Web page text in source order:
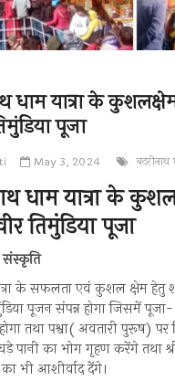
धाम यात्रा के
पूजा
May 3, 2024 बदरीनाथ
धाम यात्रा के
तिमुंडिया पूजा
के सफलता एवं कुशल क्षेम हेतु
पूजन संपन्न होगा जिसमें पूजा-
तथा पश्वा( अवतारी पुरूष) पर
पानी का भोग गृहण करेंगे तथा
भी आशीर्वाद देंगे।